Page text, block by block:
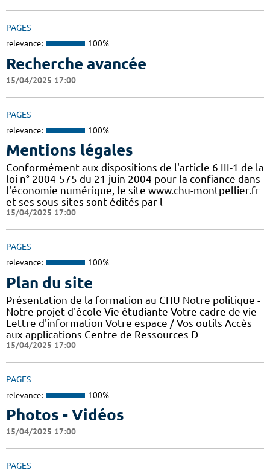
PAGES
relevance: 100%
Recherche avancée
15/04/2025 17:00
PAGES
relevance: 100%
Mentions légales
Conformément aux dispositions de l'article 6 III-1 de la
loi n° 2004-575 du 21 juin 2004 pour la confiance dans
l'économie numérique, le site www.chu-montpellier.fr
et ses sous-sites sont édités par l
15/04/2025 17:00
PAGES
relevance: 100%
Plan du site
Présentation de la formation au CHU Notre politique -
Notre projet d'école Vie étudiante Votre cadre de vie
Lettre d'information Votre espace / Vos outils Accès
aux applications Centre de Ressources D
15/04/2025 17:00
PAGES
relevance: 100%
Photos - Vidéos
15/04/2025 17:00
PAGES